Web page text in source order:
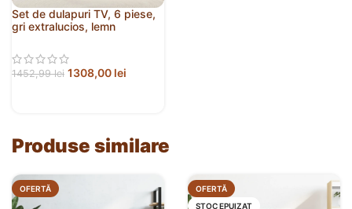
Set de dulapuri TV, 6 piese,
gri extralucios, lemn
1452,99lei 1308,00 lei
Produse similare
OFERTĂ
OFERTĂ
STOC EPUIZAT